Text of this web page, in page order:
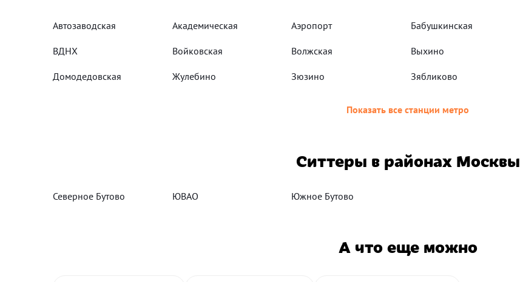
Автозаводская Академическая Аэропорт Бабушкинская
ВДНХ Войковская Волжская Выхино
Домодедовская Жулебино Зюзино Зябликово
Показать все станции метро
Ситтеры в районах Москвы
Северное Бутово ЮВАО Южное Бутово
А что еще можно